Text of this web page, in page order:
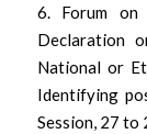
6. Forum on
Declaration
National or
Identifying
Session, 27 to